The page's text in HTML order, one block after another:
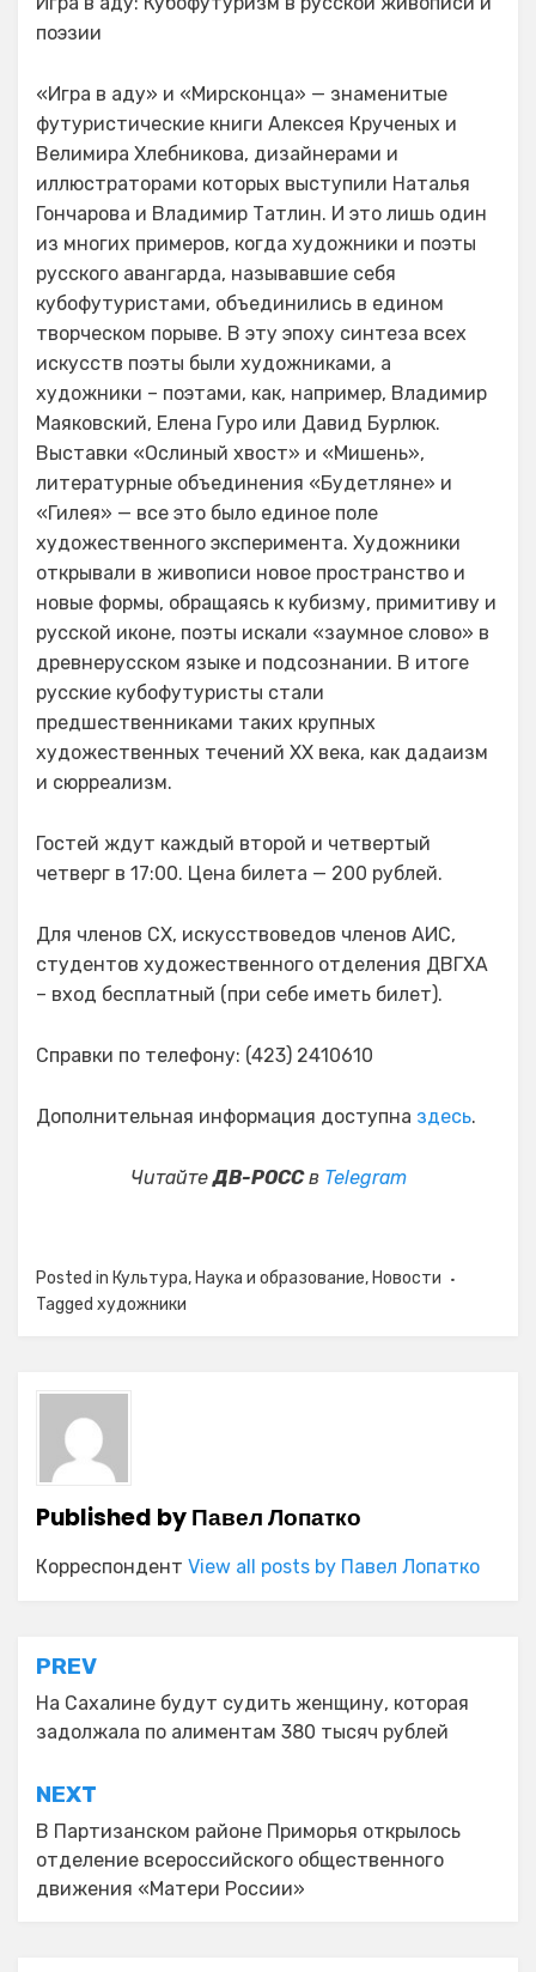
поэзии
«Игра в аду» и «Мирсконца» — знаменитые
футуристические книги Алексея Крученых и
Велимира Хлебникова, дизайнерами и
иллюстраторами которых выступили Наталья
Гончарова и Владимир Татлин. И это лишь один
из многих примеров, когда художники и поэты
русского авангарда, называвшие себя
кубофутуристами, объединились в едином
творческом порыве. В эту эпоху синтеза всех
искусств поэты были художниками, а
художники – поэтами, как, например, Владимир
Маяковский, Елена Гуро или Давид Бурлюк.
Выставки «Ослиный хвост» и «Мишень»,
литературные объединения «Будетляне» и
«Гилея» — все это было единое поле
художественного эксперимента. Художники
открывали в живописи новое пространство и
новые формы, обращаясь к кубизму, примитиву и
русской иконе, поэты искали «заумное слово» в
древнерусском языке и подсознании. В итоге
русские кубофутуристы стали
предшественниками таких крупных
художественных течений XX века, как дадаизм
и сюрреализм.
Гостей ждут каждый второй и четвертый
четверг в 17:00. Цена билета — 200 рублей.
Для членов СХ, искусствоведов членов АИС,
студентов художественного отделения ДВГХА
– вход бесплатный (при себе иметь билет).
Справки по телефону: (423) 2410610
Дополнительная информация доступна здесь.
ЧитайтеДВ-РОССв Telegram
Posted in Культура, Наука и образование, Новости
Tagged художники
Published byПавел Лопатко
Корреспондент View all posts by Павел Лопатко
Навигация
по
записям
PREV
На Сахалине будут судить женщину, которая
задолжала по алиментам 380 тысяч рублей
NEXT
В Партизанском районе Приморья открылось
отделение всероссийского общественного
движения «Матери России»